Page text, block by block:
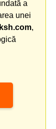
a
unei
,